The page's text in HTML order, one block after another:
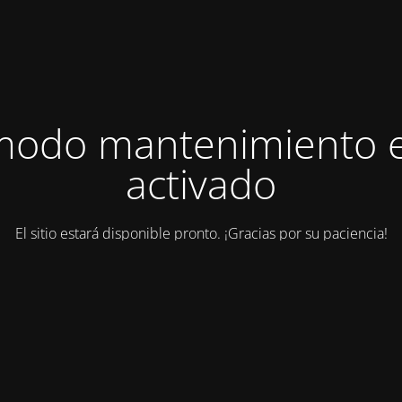
mantenimiento
activado
El sitio estará disponible pronto. ¡Gracias por su paciencia!